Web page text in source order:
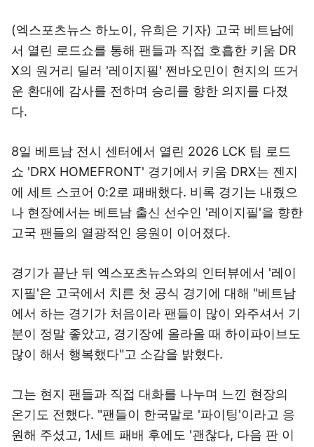
(엑스포츠뉴스 하노이, 유희은 기자) 고국 베트남에
서 열린 로드쇼를 통해 팬들과 직접 호흡한 키움 DR
X의 원거리 딜러 '레이지필' 쩐바오민이 현지의 뜨거
운 환대에 감사를 전하며 승리를 향한 의지를 다졌
다.
8일 베트남 전시 센터에서 열린 2026 LCK 팀 로드
쇼 'DRX HOMEFRONT' 경기에서 키움 DRX는 젠지
에 세트 스코어 0:2로 패배했다. 비록 경기는 내줬으
나 현장에서는 베트남 출신 선수인 '레이지필'을 향한
고국 팬들의 열광적인 응원이 이어졌다.
경기가 끝난 뒤 엑스포츠뉴스와의 인터뷰에서 '레이
지필'은 고국에서 치른 첫 공식 경기에 대해 "베트남
에서 하는 경기가 처음이라 팬들이 많이 와주셔서 기
분이 정말 좋았고, 경기장에 올라올 때 하이파이브도
많이 해서 행복했다"고 소감을 밝혔다.
그는 현지 팬들과 직접 대화를 나누며 느낀 현장의
온기도 전했다. "팬들이 한국말로 '파이팅'이라고 응
원해 주셨고, 1세트 패배 후에도 '괜찮다, 다음 판 이